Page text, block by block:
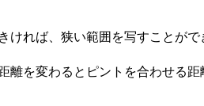
ければ、狭い範囲を写すことがで
離を変わるとピントを合わせる